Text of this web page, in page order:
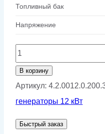
Топливный бак
Напряжение
Количество
товара
Дизельный
генератор
Т400-
В корзину
Артикул:
генераторы 12 кВт
Быстрый заказ